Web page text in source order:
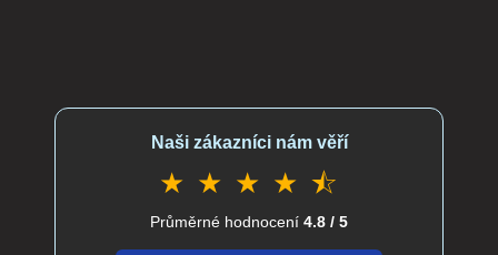
Naši zákazníci nám věří
★ ★ ★ ★ ⯪
Průměrné hodnocení 4.8 / 5